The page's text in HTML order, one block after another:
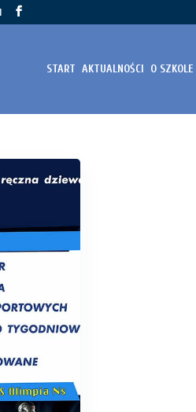
START AKTUALNOŚCI O SZKOLE